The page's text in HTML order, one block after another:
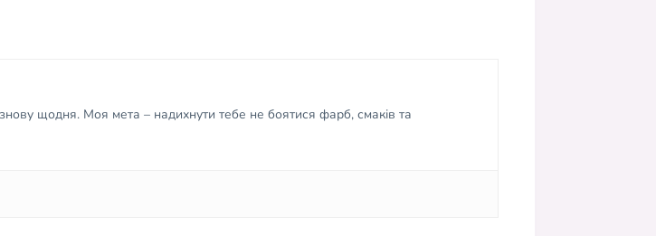
щодня. Моя мета – надихнути тебе не боятися фарб, смаків та